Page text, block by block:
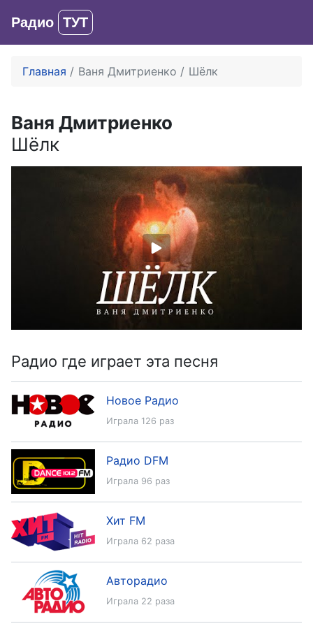
Радио ТУТ
Главная Ваня Дмитриенко Шёлк
Ваня Дмитриенко
Шёлк
Радио где играет эта песня
Играла 126 раз
Новое Радио
Играла 96 раз
Радио DFM
Играла 62 раза
Хит FM
Играла 22 раза
Авторадио